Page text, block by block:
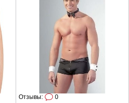
Отзывы: 0